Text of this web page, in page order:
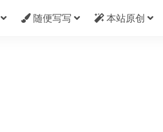
随便写写 本站原创